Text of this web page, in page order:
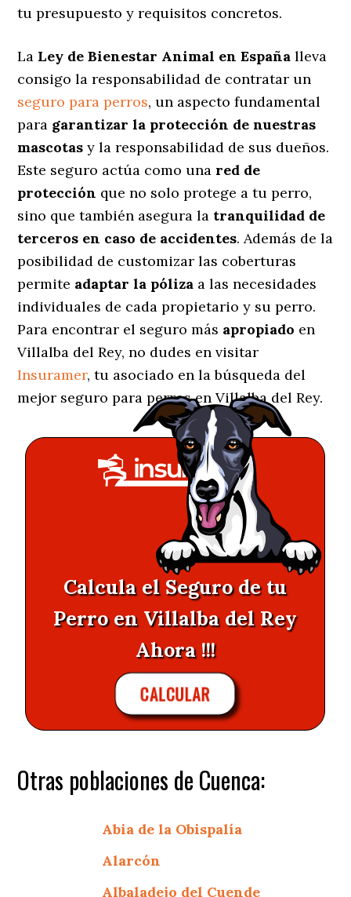
tu presupuesto y requisitos concretos.
La Ley de Bienestar Animal en España lleva
consigo la responsabilidad de contratar un
seguro para perros, un aspecto fundamental
para garantizar la protección de nuestras
mascotas y la responsabilidad de sus dueños.
Este seguro actúa como una red de
protección que no solo protege a tu perro,
sino que también asegura la tranquilidad de
terceros en caso de accidentes. Además de la
posibilidad de customizar las coberturas
permite adaptar la póliza a las necesidades
individuales de cada propietario y su perro.
Para encontrar el seguro más apropiado en
Villalba del Rey, no dudes en visitar
Insuramer, tu asociado en la búsqueda del
mejor seguro para perros en Villalba del Rey.
Calcula el Seguro de tu
Perro en Villalba del Rey
Ahora !!!
CALCULAR
Otras poblaciones de Cuenca:
Abia de la Obispalía
Alarcón
Albaladejo del Cuende